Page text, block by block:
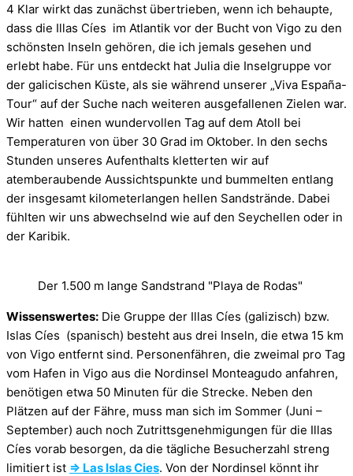
4 Klar wirkt das zunächst übertrieben, wenn ich behaupte,
dass die Illas Cíes im Atlantik vor der Bucht von Vigo zu den
schönsten Inseln gehören, die ich jemals gesehen und
erlebt habe. Für uns entdeckt hat Julia die Inselgruppe vor
der galicischen Küste, als sie während unserer „Viva España-
Tour“ auf der Suche nach weiteren ausgefallenen Zielen war.
Wir hatten einen wundervollen Tag auf dem Atoll bei
Temperaturen von über 30 Grad im Oktober. In den sechs
Stunden unseres Aufenthalts kletterten wir auf
atemberaubende Aussichtspunkte und bummelten entlang
der insgesamt kilometerlangen hellen Sandstrände. Dabei
fühlten wir uns abwechselnd wie auf den Seychellen oder in
der Karibik.
Der 1.500 m lange Sandstrand "Playa de Rodas"
Wissenswertes: Die Gruppe der Illas Cíes (galizisch) bzw.
Islas Cíes (spanisch) besteht aus drei Inseln, die etwa 15 km
von Vigo entfernt sind. Personenfähren, die zweimal pro Tag
vom Hafen in Vigo aus die Nordinsel Monteagudo anfahren,
benötigen etwa 50 Minuten für die Strecke. Neben den
Plätzen auf der Fähre, muss man sich im Sommer (Juni –
September) auch noch Zutrittsgenehmigungen für die Illas
Cíes vorab besorgen, da die tägliche Besucherzahl streng
limitiert ist ⇒ Las Islas Cies. Von der Nordinsel könnt ihr